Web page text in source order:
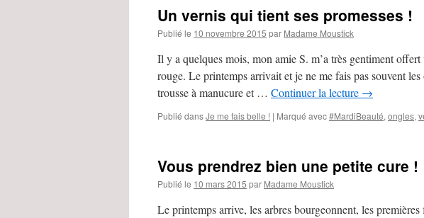
Un vernis qui tient ses promesses !
Publié le 10 novembre 2015 par Madame Moustick
Il y a quelques mois, mon amie S. m’a très gentiment
rouge. Le printemps arrivait et je ne me fais pas souvent les
trousse à manucure et … Continuer la lecture →
Publié dansJe me fais belle ! | Marqué avec#MardiBeauté, ongles,
Vous prendrez bien une petite cure !
Publié le 10 mars 2015 par Madame Moustick
Le printemps arrive, les arbres bourgeonnent, les